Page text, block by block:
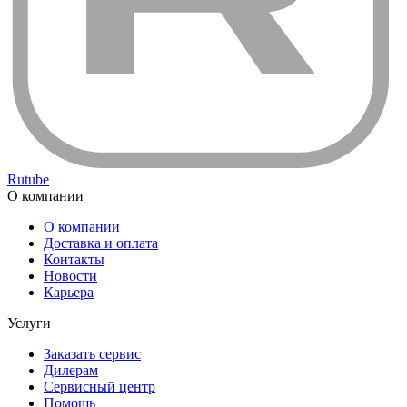
Rutube
О компании
О компании
Доставка и оплата
Контакты
Новости
Карьера
Услуги
Заказать сервис
Дилерам
Сервисный центр
Помощь